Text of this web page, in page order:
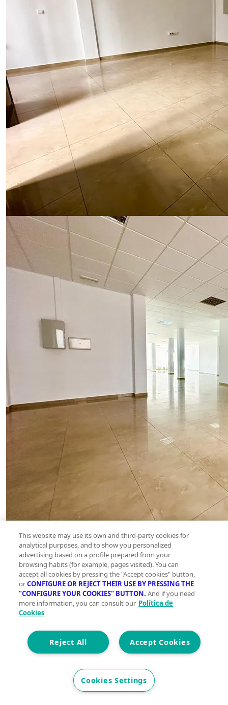
This website may use its own and third-party cookies for
analytical purposes, and to show you personalized
advertising based on a profile prepared from your
browsing habits (for example, pages visited). You can
accept all cookies by pressing the "Accept cookies" button,
orCONFIGURE OR REJECT THEIR USE BY PRESSING THE
"CONFIGURE YOUR COOKIES" BUTTON. And if you need
more information, you can consult our Política de
Cookies
Accept Cookies
Reject All
Cookies Settings